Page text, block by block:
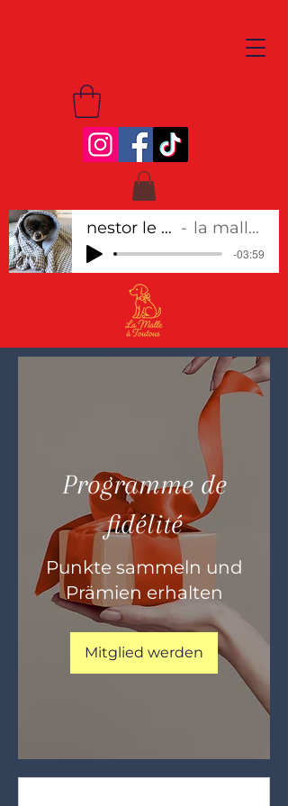
nestor le chihuahua la malle à toutous
-03:59
Programme de
fidélité
Punkte sammeln und
Prämien erhalten
Mitglied werden